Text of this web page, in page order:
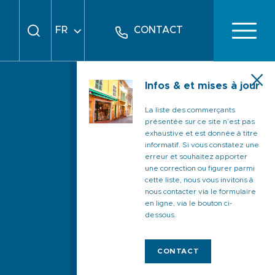
FR CONTACT
Infos & et mises à jour
La liste des commerçants
présentée sur ce site n’est pas
exhaustive et est donnée à titre
informatif. Si vous constatez une
erreur et souhaitez apporter
une correction ou figurer parmi
cette liste, nous vous invitons à
nous contacter via le formulaire
en ligne, via le bouton ci-
dessous.
CONTACT